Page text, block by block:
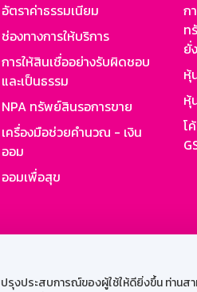
รุงประสบการณ์ของผู้ใช้ให้ดียิ่งขึ้น ท่านส
อัตราค่าธรรมเนียม
ช่องทางการให้บริการ
การให้สินเชื่ออย่างรับผิดชอบ
และเป็นธรรม
NPA ทรัพย์สินรอการขาย
เครื่องมือช่วยคำนวณ - เงิน
ออม
ออมเพื่อสุข
ก
ท
ยั่
หุ้
หุ้
โ